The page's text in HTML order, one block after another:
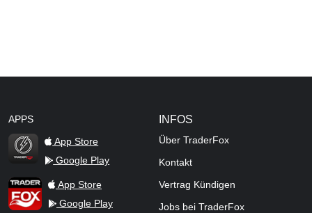
APPS
TraderFox Flash
App Store
Google Play
TraderFox AppApp Store
Google Play
INFOS
Über TraderFox
Kontakt
Vertrag Kündigen
Jobs bei TraderFox